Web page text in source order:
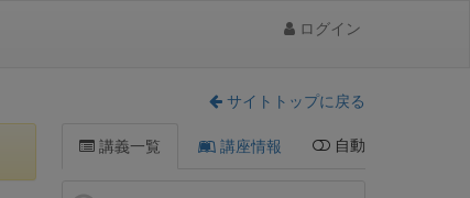
ログイン
サイトトップに戻る
講義一覧 講座情報 自動